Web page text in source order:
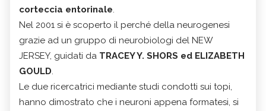
corteccia entorinale.
Nel 2001 si è scoperto il perché della neurogenesi
grazie ad un gruppo di neurobiologi del NEW
JERSEY, guidati da TRACEY Y. SHORS ed ELIZABETH
GOULD.
Le due ricercatrici mediante studi condotti sui topi,
hanno dimostrato che i neuroni appena formatesi, si